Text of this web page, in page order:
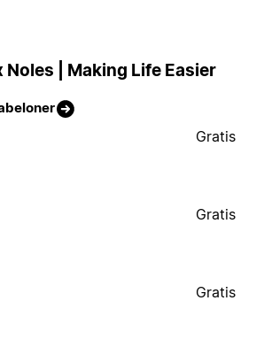
Noles | Making Life Easier
Gratis
Gratis
Gratis